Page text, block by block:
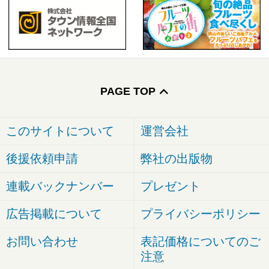
PAGE TOP
このサイトについて 運営会社
後援依頼申請 弊社の出版物
連載バックナンバー プレゼント
広告掲載について プライバシーポリシー
お問い合わせ
表記価格についてのご
注意